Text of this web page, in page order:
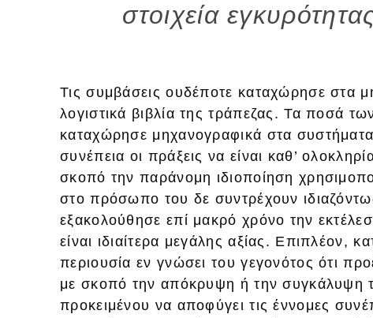
στοιχεία
Τις συμβάσεις ουδέποτε καταχώρησε στα
λογιστικά βιβλία της τράπεζας. Τα ποσά
καταχώρησε μηχανογραφικά στα συστήματα
συνέπεια οι πράξεις να είναι καθ’
σκοπό την παράνομη ιδιοποίηση
στο πρόσωπο του δε συντρέχουν
εξακολούθησε επί μακρό χρόνο την
είναι ιδιαίτερα μεγάλης αξίας. Επιπλέον,
περιουσία εν γνώσει του γεγονότος ότι
με σκοπό την απόκρυψη ή την συγκάλυψη
προκειμένου να αποφύγει τις έννομες